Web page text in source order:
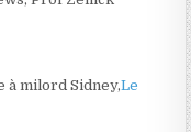
à milord Sidney,Le